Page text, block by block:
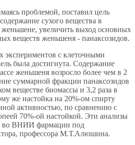
проблемой, поставил цель
сухого вещества в
увеличить выход основных
веществ женьшеня - панаксозидов.
экспериментов с клеточными
была достигнута. Содержание
женьшеня возросло более чем в 2
суммарной фракции панаксозидов
веществе биомассы и 3,2 раза в
же настойка на 20%-ом спирту
активностью, по сравнению с
70%-ой настойкой. Эти анализы
во ВНИИ фармации под
профессора М.Т.Алюшина.